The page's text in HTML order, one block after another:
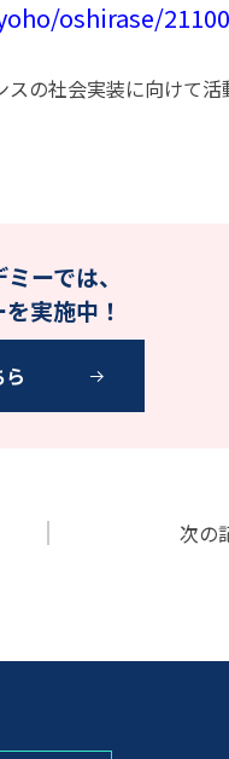
oshirase/
の社会実装に向けて活
ーでは、
実施中！
次の